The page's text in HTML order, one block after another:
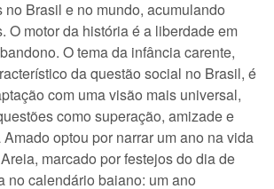
no Brasil e no mundo, acumulando
O motor da história é a liberdade em
O tema da infância carente,
da questão social no Brasil, é
com uma visão mais universal,
como superação, amizade e
optou por narrar um ano na vida
marcado por festejos do dia de
no calendário baiano: um ano